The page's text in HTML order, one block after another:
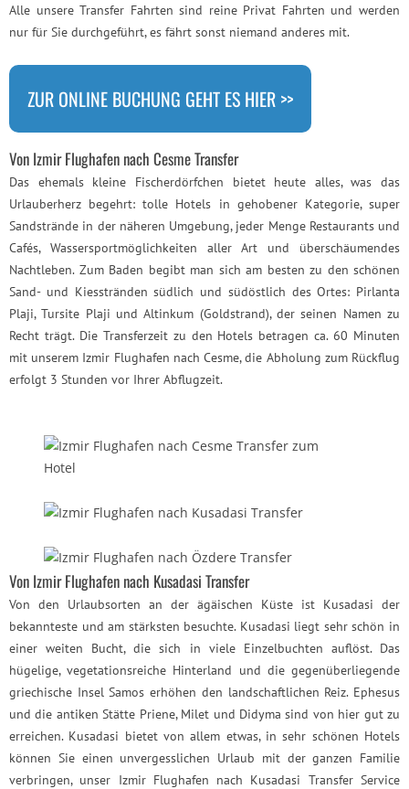
Alle unsere Transfer Fahrten sind reine Privat Fahrten und werden
nur für Sie durchgeführt, es fährt sonst niemand anderes mit.
ZUR ONLINE BUCHUNG GEHT ES HIER >>
Von Izmir Flughafen nach Cesme Transfer
Das ehemals kleine Fischerdörfchen bietet heute alles, was das
Urlauberherz begehrt: tolle Hotels in gehobener Kategorie, super
Sandstrände in der näheren Umgebung, jeder Menge Restaurants und
Cafés, Wassersportmöglichkeiten aller Art und überschäumendes
Nachtleben. Zum Baden begibt man sich am besten zu den schönen
Sand- und Kiesstränden südlich und südöstlich des Ortes: Pirlanta
Plaji, Tursite Plaji und Altinkum (Goldstrand), der seinen Namen zu
Recht trägt. Die Transferzeit zu den Hotels betragen ca. 60 Minuten
mit unserem Izmir Flughafen nach Cesme, die Abholung zum Rückflug
erfolgt 3 Stunden vor Ihrer Abflugzeit.
Von Izmir Flughafen nach Kusadasi Transfer
Von den Urlaubsorten an der ägäischen Küste ist Kusadasi der
bekannteste und am stärksten besuchte. Kusadasi liegt sehr schön in
einer weiten Bucht, die sich in viele Einzelbuchten auflöst. Das
hügelige, vegetationsreiche Hinterland und die gegenüberliegende
griechische Insel Samos erhöhen den landschaftlichen Reiz. Ephesus
und die antiken Stätte Priene, Milet und Didyma sind von hier gut zu
erreichen. Kusadasi bietet von allem etwas, in sehr schönen Hotels
können Sie einen unvergesslichen Urlaub mit der ganzen Familie
verbringen, unser Izmir Flughafen nach Kusadasi Transfer Service